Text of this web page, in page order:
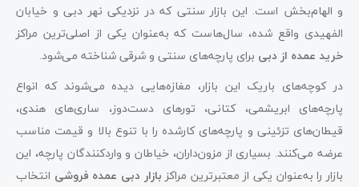
و الهام‌بخش است. این بازار سنتی که در نزدیکی نهر دبی و خیابان
الفهیدی واقع شده، سال‌هاست که به‌عنوان یکی از اصلی‌ترین مراکز
خرید عمده از دبی برای پارچه‌های سنتی و شرقی شناخته می‌شود.
در کوچه‌های باریک این بازار، مغازه‌هایی دیده می‌شوند که انواع
پارچه‌های ابریشمی، کتانی، تورهای دست‌دوز، ساری‌های هندی،
قیطان‌های تزئینی و پارچه‌های کارشده را با تنوع بالا و قیمت مناسب
عرضه می‌کنند. بسیاری از مزون‌داران، خیاطان و واردکنندگان پارچه، این
بازار را به‌عنوان یکی از معتبرترین مراکزبازار دبی عمده فروشی انتخاب